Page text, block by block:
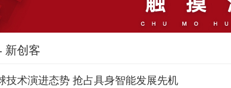
新创客
技术演进态势 抢占具身智能发展先机